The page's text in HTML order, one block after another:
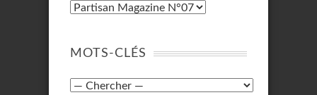
MOTS-CLÉS